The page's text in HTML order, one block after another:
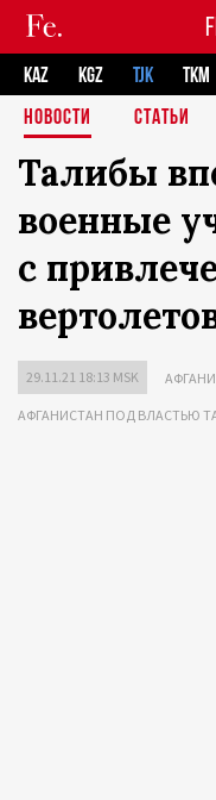
KAZ KGZ TJK TKM
НОВОСТИ
СТАТЬИ
Талибы
военные
с
29.11.21 18:13 MSK
АФГАНИСТАН ПОД ВЛАСТЬЮ